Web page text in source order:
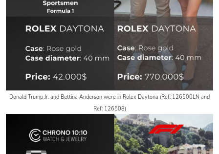
Donald Trump Jr. and Bettina Anderson were in Rolex Daytona (Ref: 126500LN and
Ref: 126508)